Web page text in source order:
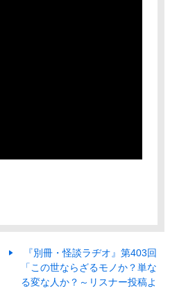
『別冊・怪談ラヂオ』第403回
「この世ならざるモノか？単な
る変な人か？～リスナー投稿よ